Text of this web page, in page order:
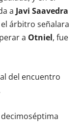
a Javi Saavedra
árbitro señalara
a Otniel, fue
del encuentro